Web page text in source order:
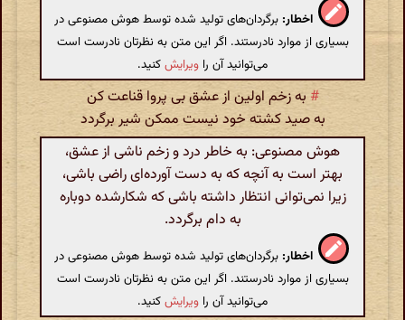
اخطار: برگردان‌های تولید شده توسط هوش مصنوعی در
بسیاری از موارد نادرستند. اگر این متن به نظرتان نادرست است
می‌توانید آن را ویرایشکنید.
# به زخم اولین از عشق بی پروا قناعت کن
به صید کشته خود نیست ممکن شیر برگردد
هوش مصنوعی: به خاطر درد و زخم ناشی از عشق،
بهتر است به آنچه که به دست آورده‌ای راضی باشی،
زیرا نمی‌توانی انتظار داشته باشی که شکارشده دوباره
به دام برگردد.
اخطار: برگردان‌های تولید شده توسط هوش مصنوعی در
بسیاری از موارد نادرستند. اگر این متن به نظرتان نادرست است
می‌توانید آن را ویرایشکنید.